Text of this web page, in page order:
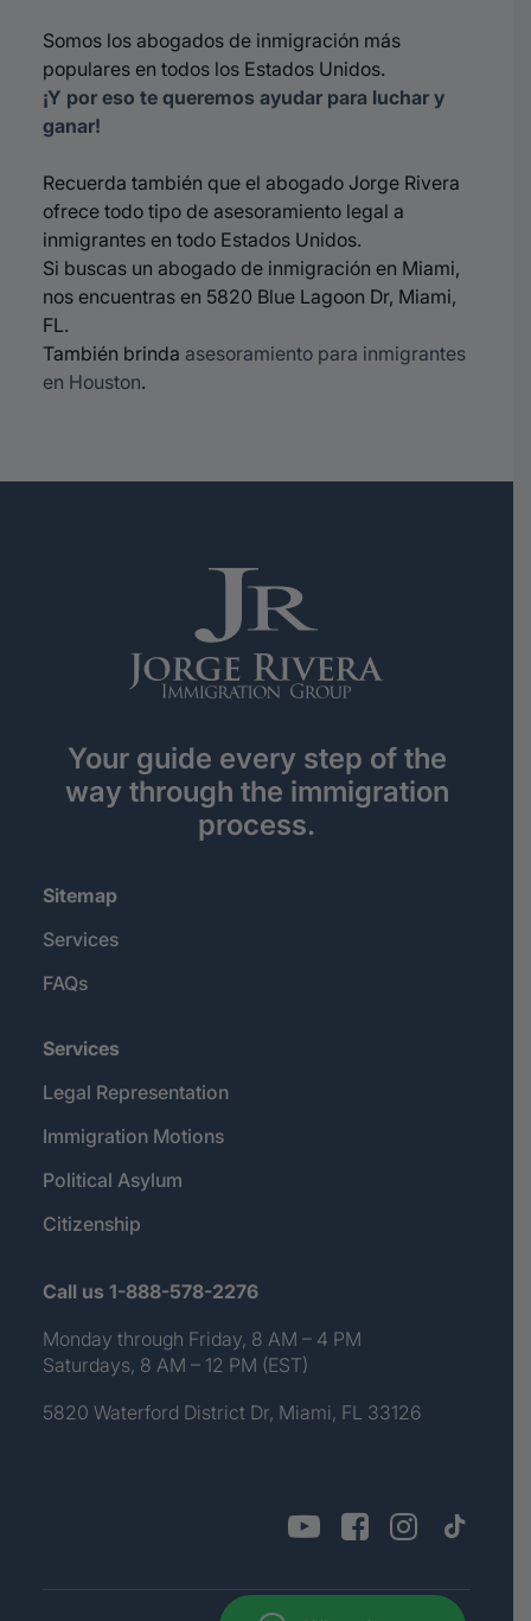
Somos los abogados de inmigración más
populares en todos los Estados Unidos.
¡Y por eso te queremos ayudar para luchar y
ganar!
Recuerda también que el abogado Jorge Rivera
ofrece todo tipo de asesoramiento legal a
inmigrantes en todo Estados Unidos.
Si buscas un abogado de inmigración en Miami,
nos encuentras en 5820 Blue Lagoon Dr, Miami,
FL.
También brinda asesoramiento para inmigrantes
en Houston.
Your guide every step of the
way through the immigration
process.
Sitemap
Services
FAQs
Services
Legal Representation
Immigration Motions
Political Asylum
Citizenship
Call us 1-888-578-2276
Monday through Friday, 8 AM – 4 PM
Saturdays, 8 AM – 12 PM (EST)
5820 Waterford District Dr, Miami, FL 33126